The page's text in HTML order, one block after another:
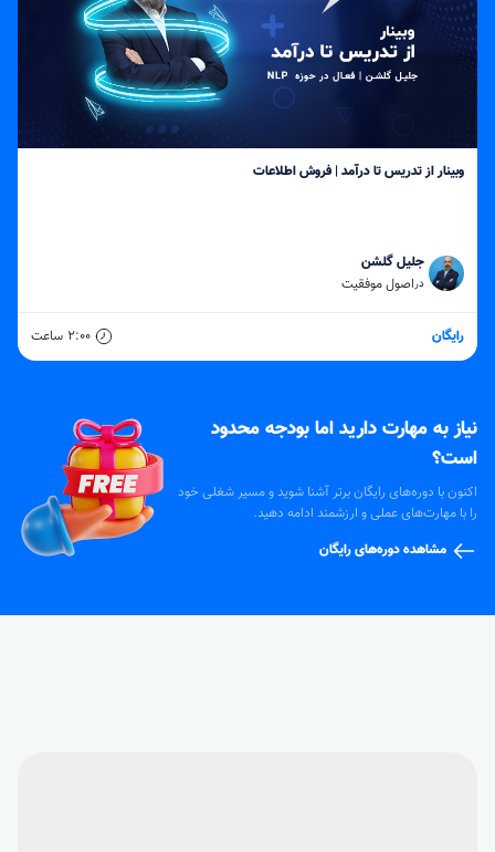
وبینار از تدریس تا درآمد | فروش اطلاعات
جلیل گلشن
در اصول موفقیت
رایگان 2:00 ساعت
نیاز به مهارت دارید اما بودجه محدود
است؟
اکنون با دوره‌های رایگان برتر آشنا شوید و مسیر شغلی خود
را با مهارت‌های عملی و ارزشمند ادامه دهید.
مشاهده دوره‌های رایگان